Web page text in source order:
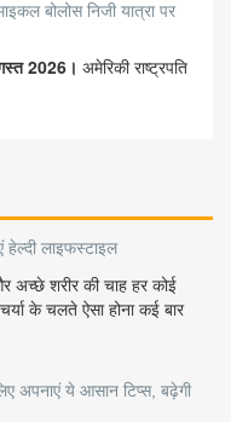
बोलोस निजी यात्रा पर
2026। अमेरिकी राष्ट्रपति
हेल्दी लाइफस्टाइल
शरीर की चाह हर कोई
के चलते ऐसा होना कई बार
अपनाएं ये आसान टिप्स, बढ़ेगी